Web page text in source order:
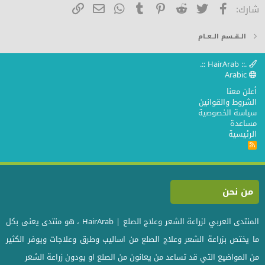
شارك: فيسبوكتويتر Reddit
Pinterest
Tumblr
WhatsAppالبريد الإلكتروني
الــقــسم الــعــام
.:: HairArab ::.
أعلن معنا
الشروط والقوانين
سياسة الخصوصية
مساعدة
الرئيسية
R
S
S
من نحن
المنتدى العربي لزراعة الشعر وعلاج الصلع | HairArab ، هو منتدى يعنى بكل
ما يختص بزراعة الشعر وعلاج الصلع من اساليب وطرق وعلاجات ويوفر الكثير
من المواضيع التي قد تساعد من يعانون من الصلع او يودون زراعة الشعر